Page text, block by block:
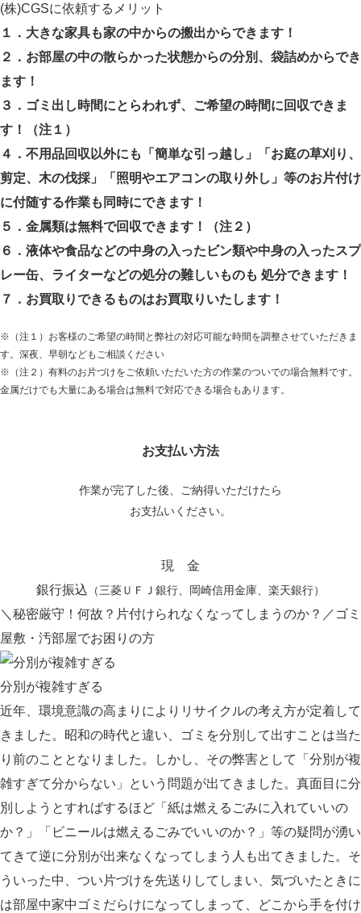
(株)CGSに依頼するメリット
１．大きな家具も家の中からの搬出からできます！
２．お部屋の中の散らかった状態からの分別、袋詰めからでき
ます！
３．ゴミ出し時間にとらわれず、ご希望の時間に回収できま
す！（注１）
４．不用品回収以外にも「簡単な引っ越し」「お庭の草刈り、
剪定、木の伐採」「照明やエアコンの取り外し」等のお片付け
に付随する作業も同時にできます！
５．金属類は無料で回収できます！（注２）
６．液体や食品などの中身の入ったビン類や中身の入ったスプ
レー缶、ライターなどの処分の難しいものも 処分できます！
７．お買取りできるものはお買取りいたします！
※（注１）お客様のご希望の時間と弊社の対応可能な時間を調整させていただきま
す。深夜、早朝などもご相談ください
※（注２）有料のお片づけをご依頼いただいた方の作業のついでの場合無料です。
金属だけでも大量にある場合は無料で対応できる場合もあります。
お支払い方法
作業が完了した後、ご納得いただけたら
お支払いください。
現 金
銀行振込 （三菱ＵＦＪ銀行、岡崎信用金庫、楽天銀行）
＼秘密厳守！何故？片付けられなくなってしまうのか？／ ゴミ
屋敷・汚部屋でお困りの方
分別が複雑すぎる
近年、環境意識の高まりによりリサイクルの考え方が定着して
きました。昭和の時代と違い、ゴミを分別して出すことは当た
り前のこととなりました。しかし、その弊害として「分別が複
雑すぎて分からない」という問題が出てきました。真面目に分
別しようとすればするほど「紙は燃えるごみに入れていいの
か？」「ビニールは燃えるごみでいいのか？」等の疑問が湧い
てきて逆に分別が出来なくなってしまう人も出てきました。そ
ういった中、つい片づけを先送りしてしまい、気づいたときに
は部屋中家中ゴミだらけになってしまって、どこから手を付け